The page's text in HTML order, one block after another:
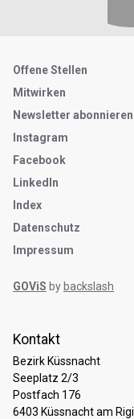
Kontakt
Bezirk Küssnacht
Seeplatz 2/3
Postfach 176
6403 Küssnacht am Rigi
Metanavigation
Offene Stellen
Mitwirken
Newsletter abonnieren
Instagram
Facebook
LinkedIn
Index
Datenschutz
Impressum
GOViS by backslash